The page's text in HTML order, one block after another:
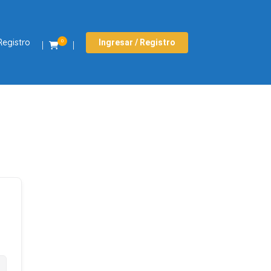
0 Ingresar / Registro